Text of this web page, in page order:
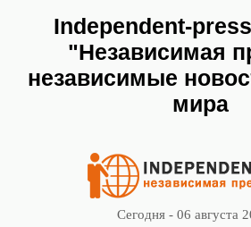
Independent-
"Независимая
независимые
мира
Сегодня - 06 августа